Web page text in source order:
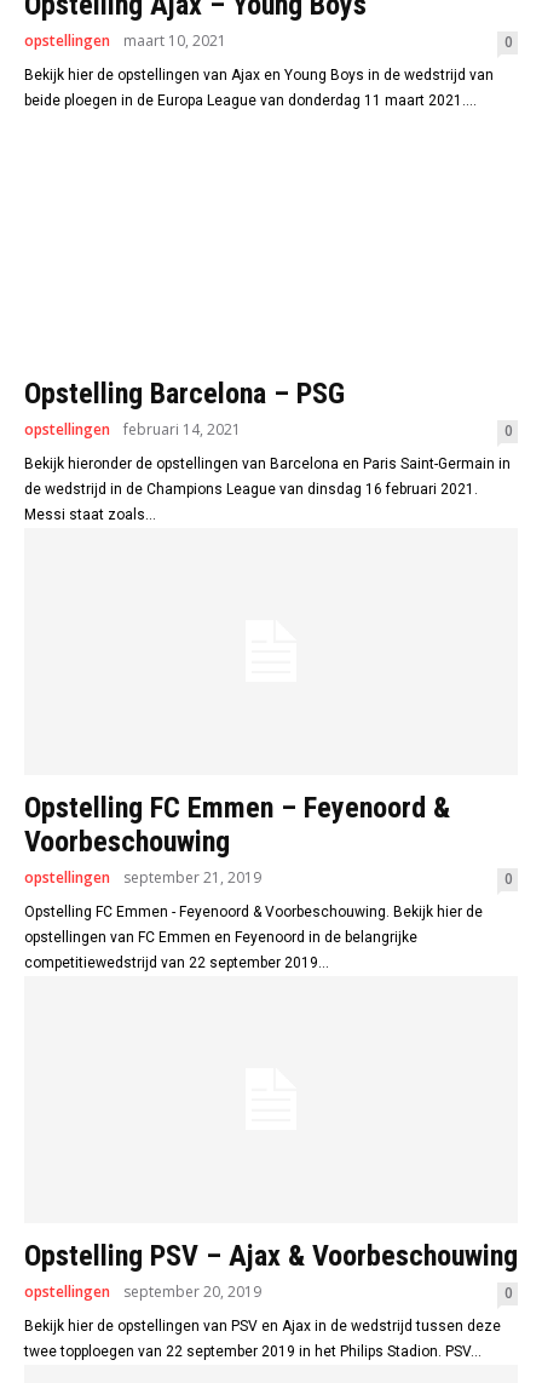
opstellingen maart 10, 2021 0
Bekijk hier de opstellingen van Ajax en Young Boys in de wedstrijd van
beide ploegen in de Europa League van donderdag 11 maart 2021....
Opstelling Barcelona – PSG
opstellingen februari 14, 2021 0
Bekijk hieronder de opstellingen van Barcelona en Paris Saint-Germain in
de wedstrijd in de Champions League van dinsdag 16 februari 2021.
Messi staat zoals...
Opstelling FC Emmen – Feyenoord &
Voorbeschouwing
opstellingen september 21, 2019 0
Opstelling FC Emmen - Feyenoord & Voorbeschouwing. Bekijk hier de
opstellingen van FC Emmen en Feyenoord in de belangrijke
competitiewedstrijd van 22 september 2019...
Opstelling PSV – Ajax & Voorbeschouwing
opstellingen september 20, 2019 0
Bekijk hier de opstellingen van PSV en Ajax in de wedstrijd tussen deze
twee topploegen van 22 september 2019 in het Philips Stadion. PSV...